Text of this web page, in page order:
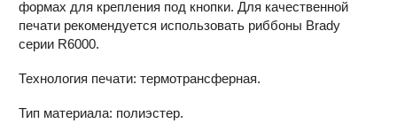
формах для крепления под кнопки. Для качественной
печати рекомендуется использовать риббоны Brady
серии R6000.
Технология печати: термотрансферная.
Тип материала: полиэстер.